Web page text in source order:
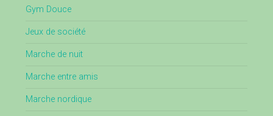
Gym Douce
Jeux de société
Marche de nuit
Marche entre amis
Marche nordique